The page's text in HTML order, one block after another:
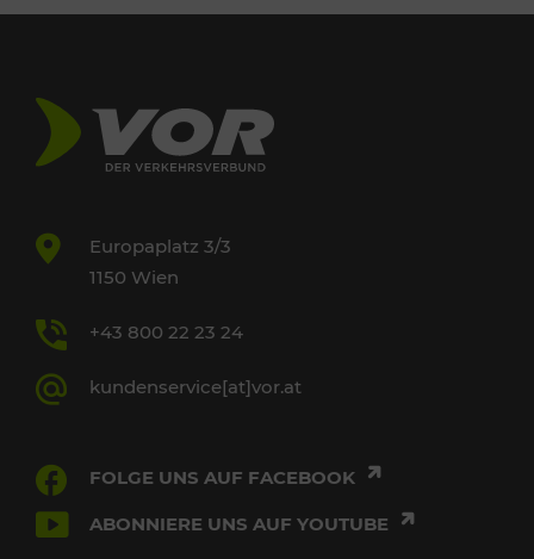
Europaplatz 3/3
1150 Wien
+43 800 22 23 24
kundenservice[at]vor.at
FOLGE UNS AUF FACEBOOK
ABONNIERE UNS AUF YOUTUBE